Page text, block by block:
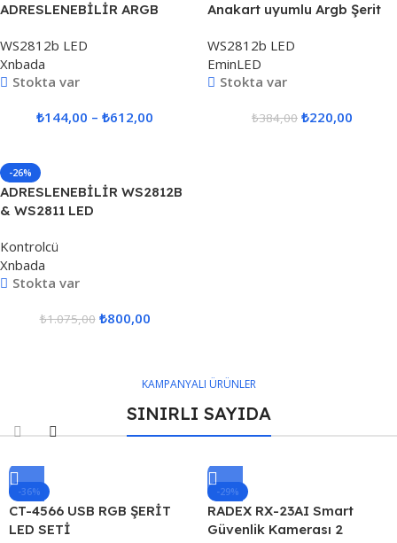
ADRESLENEBİLİR ARGB
WS2812b LED
Xnbada
Stokta var
₺144,00 – ₺612,00
Anakart uyumlu Argb Şerit
WS2812b LED
EminLED
Stokta var
₺384,00 ₺220,00
-26%
ADRESLENEBİLİR WS2812B
& WS2811 LED
Kontrolcü
Xnbada
Stokta var
₺1.075,00 ₺800,00
KAMPANYALI ÜRÜNLER
SINIRLI SAYIDA
-36%
CT-4566 USB RGB ŞERİT
LED SETİ
-29%
RADEX RX-23AI Smart
Güvenlik Kamerası 2